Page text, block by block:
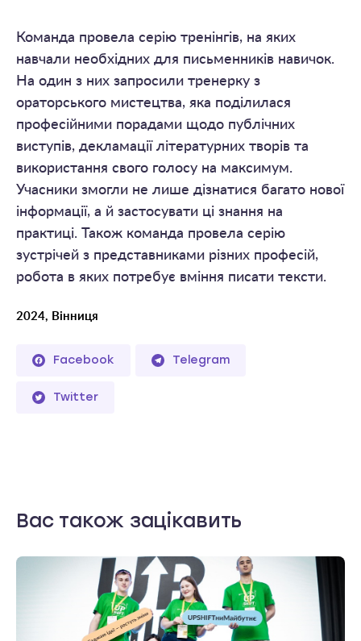
Команда провела серію тренінгів, на яких
навчали необхідних для письменників навичок.
На один з них запросили тренерку з
ораторського мистецтва, яка поділилася
професійними порадами щодо публічних
виступів, декламації літературних творів та
використання свого голосу на максимум.
Учасники змогли не лише дізнатися багато нової
інформації, а й застосувати ці знання на
практиці. Також команда провела серію
зустрічей з представниками різних професій,
робота в яких потребує вміння писати тексти.
2024, Вінниця
Facebook Telegram
Twitter
Вас також зацікавить